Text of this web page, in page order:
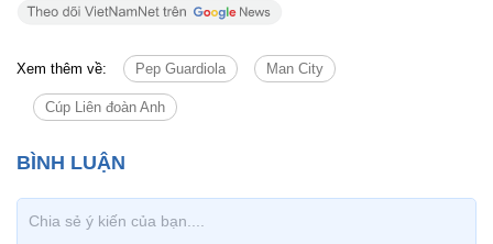
Xem thêm về: Pep Guardiola Man City
Cúp Liên đoàn Anh